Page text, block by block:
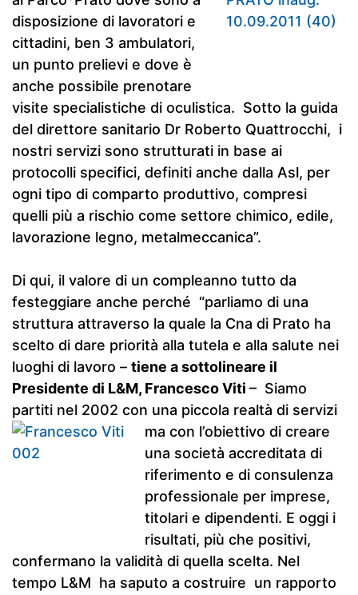
disposizione di lavoratori e
cittadini, ben 3 ambulatori,
un punto prelievi e dove è
anche possibile prenotare
visite specialistiche di oculistica. Sotto la guida
del direttore sanitario Dr Roberto Quattrocchi, i
nostri servizi sono strutturati in base ai
protocolli specifici, definiti anche dalla Asl, per
ogni tipo di comparto produttivo, compresi
quelli più a rischio come settore chimico, edile,
lavorazione legno, metalmeccanica”.
Di qui, il valore di un compleanno tutto da
festeggiare anche perché “parliamo di una
struttura attraverso la quale la Cna di Prato ha
scelto di dare priorità alla tutela e alla salute nei
luoghi di lavoro – tiene a sottolineare il
Presidente di L&M, Francesco Viti – Siamo
partiti nel 2002 con una piccola realtà di servizi
ma con l’obiettivo di creare
una società accreditata di
riferimento e di consulenza
professionale per imprese,
titolari e dipendenti. E oggi i
risultati, più che positivi,
confermano la validità di quella scelta. Nel
tempo L&M ha saputo a costruire un rapporto